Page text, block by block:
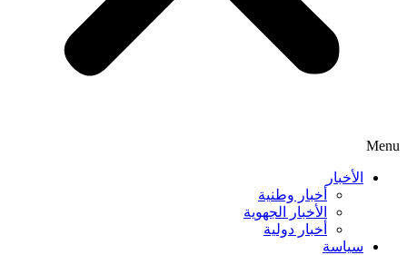
Menu
الأخبار
أخبار وطنية
الأخبار الجهوية
أخبار دولية
سياسة